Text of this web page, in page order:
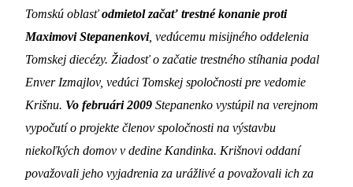
Tomskú oblasťodmietol začať trestné konanie proti
Maximovi Stepanenkovi, vedúcemu misijného oddelenia
Tomskej diecézy. Žiadosť o začatie trestného stíhania podal
Enver Izmajlov, vedúci Tomskej spoločnosti pre vedomie
Krišnu. Vo februári 2009 Stepanenko vystúpil na verejnom
vypočutí o projekte členov spoločnosti na výstavbu
niekoľkých domov v dedine Kandinka. Krišnovi oddaní
považovali jeho vyjadrenia za urážlivé a považovali ich za